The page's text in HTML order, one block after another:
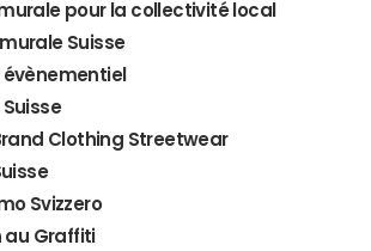
pour la collectivité local
Suisse
Clothing Streetwear
Svizzero
au Graffiti